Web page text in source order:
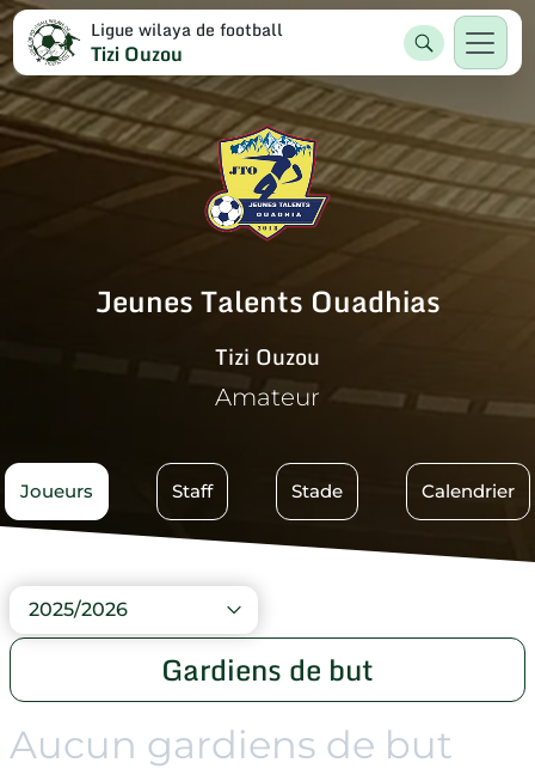
Ligue wilaya de football
Tizi Ouzou
Jeunes Talents Ouadhias
Tizi Ouzou
Amateur
Joueurs Staff Stade Calendrier
2025/2026
Gardiens de but
Aucun gardiens de but